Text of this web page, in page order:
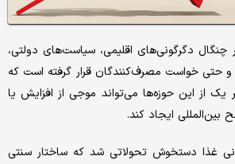
چنگال دگرگونی‌‌های اقلیمی، سیاست‌های دولتی،
و حتی خواست مصرف‌‌کنندگان قرار گرفته است که
از این حوزه‌ها می‌تواند موجی از افزایش یا
ایجاد کند.
غذا دستخوش تحولاتی شد که ساختار سنتی